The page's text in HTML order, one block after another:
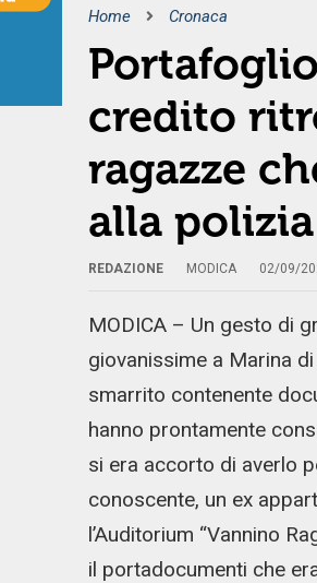
Home Cronaca
credito
ragazze
alla polizia
REDAZIONE MODICA 02/09/
MODICA – Un gesto di
giovanissime a Marina
smarrito contenente
hanno prontamente
si era accorto di averlo
conoscente, un ex
l’Auditorium “Vannino
il portadocumenti che